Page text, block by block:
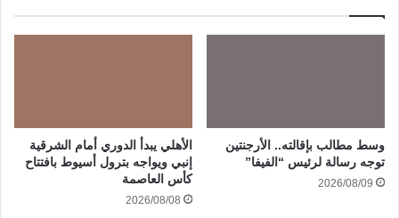
وسط مطالب بإقالته.. الأرجنتين
توجه رسالة لرئيس “الفيفا”
2026/08/09
الأهلي يبدأ الدوري أمام الشرقية
إنبي ويواجه بترول أسيوط بافتتاح
كأس العاصمة
2026/08/08